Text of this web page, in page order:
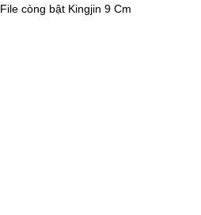
File còng bật Kingjin 9 Cm